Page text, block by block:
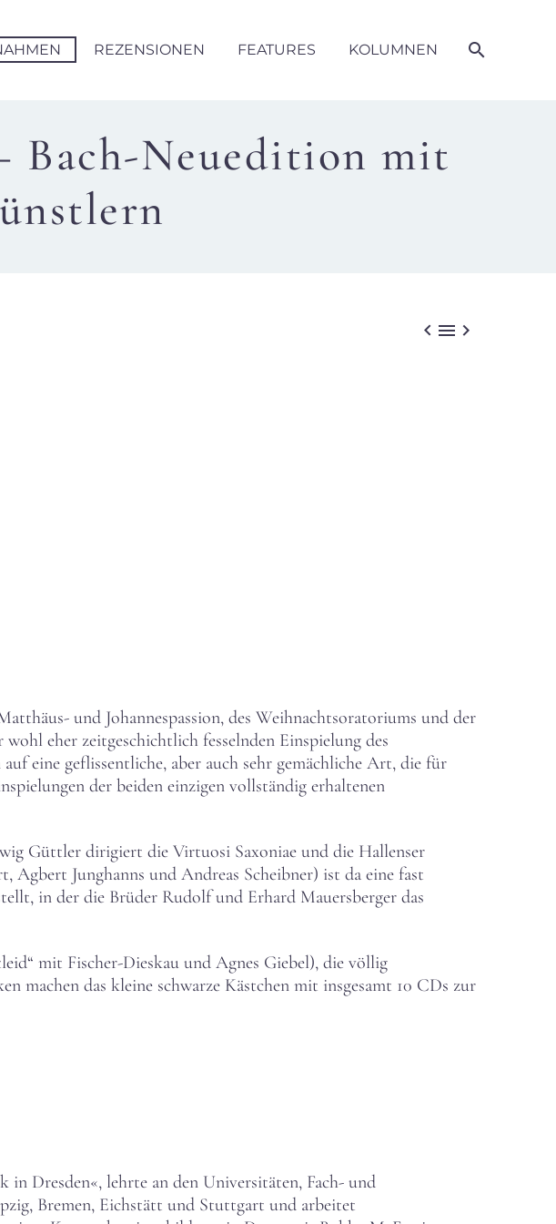
REZENSIONEN FEATURES KOLUMNEN
Bach-Neuedition mit
  
und Johannespassion, des Weihnachtsoratoriums und der
eher zeitgeschichtlich fesselnden Einspielung des
eine geflissentliche, aber auch sehr gemächliche Art, die für
der beiden einzigen vollständig erhaltenen
Güttler dirigiert die Virtuosi Saxoniae und die Hallenser
Junghanns und Andreas Scheibner) ist da eine fast
in der die Brüder Rudolf und Erhard Mauersberger das
mit Fischer-Dieskau und Agnes Giebel), die völlig
das kleine schwarze Kästchen mit insgesamt 10 CDs zur
Dresden«, lehrte an den Universitäten, Fach- und
Bremen, Eichstätt und Stuttgart und arbeitet